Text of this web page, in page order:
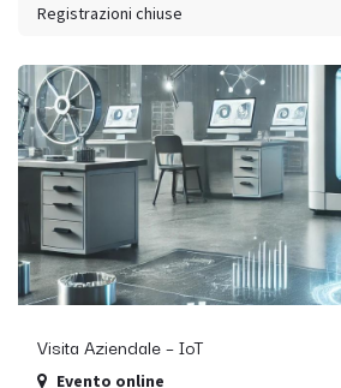
Registrazioni chiuse
Visita Aziendale – IoT
Evento online